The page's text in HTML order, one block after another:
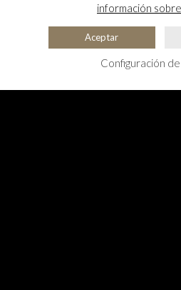
información
Aceptar
Configuración